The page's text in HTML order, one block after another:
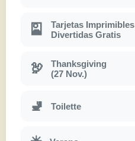
🎴
Tarjetas Imprimibles
Divertidas Gratis
🦃
Thanksgiving
(27 Nov.)
🚽 Toilette